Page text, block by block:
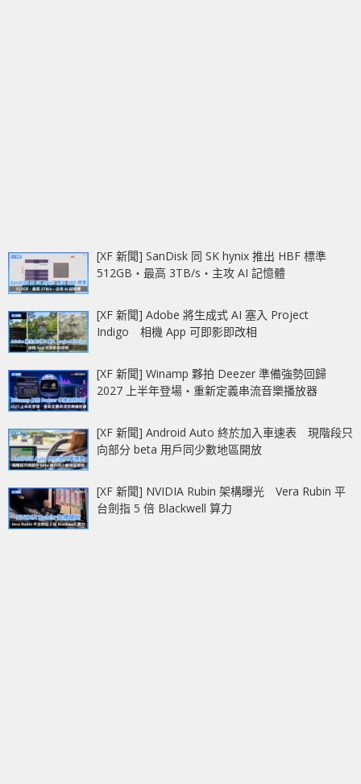
[XF 新聞] SanDisk 同 SK hynix 推出 HBF 標準
512GB‧最高 3TB/s‧主攻 AI 記憶體
[XF 新聞] Adobe 將生成式 AI 塞入 Project
Indigo 相機 App 可即影即改相
[XF 新聞] Winamp 夥拍 Deezer 準備強勢回歸
2027 上半年登場‧重新定義串流音樂播放器
[XF 新聞] Android Auto 終於加入車速表 現階段只
向部分 beta 用戶同少數地區開放
[XF 新聞] NVIDIA Rubin 架構曝光 Vera Rubin 平
台劍指 5 倍 Blackwell 算力